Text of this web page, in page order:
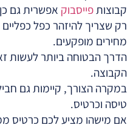
קבוצותפייסבוק אפשרית גם
רק שצריך להיזהר כפל כפליים
מחירים מופקעים.
הדרך הבטוחה ביותר לעשות
הקבוצה.
במקרה הצורך, קיימות גם
טיסה וכרטיס.
אם מישהו מציע לכם כרטיס